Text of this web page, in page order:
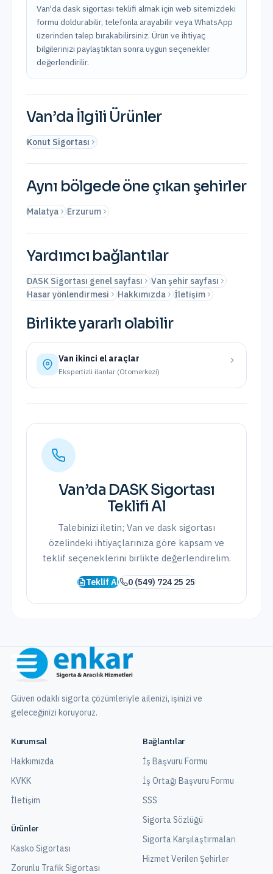
Van'da dask sigortası teklifi almak için web sitemizdeki
formu doldurabilir, telefonla arayabilir veya WhatsApp
üzerinden talep bırakabilirsiniz. Ürün ve ihtiyaç
bilgilerinizi paylaştıktan sonra uygun seçenekler
değerlendirilir.
Van’da İlgili Ürünler
Konut Sigortası
Aynı bölgede öne çıkan şehirler
Malatya Erzurum
Yardımcı bağlantılar
DASK Sigortası genel sayfası
Van şehir sayfası
Hasar yönlendirmesi
Hakkımızda İletişim
Birlikte yararlı olabilir
Van ikinci el araçlar
Ekspertizli ilanlar (Otomerkezi)
Van’da DASK Sigortası
Teklifi Al
Talebinizi iletin; Van ve dask sigortası
özelindeki ihtiyaçlarınıza göre kapsam ve
teklif seçeneklerini birlikte değerlendirelim.
Teklif Al 0 (549) 724 25 25
Güven odaklı sigorta çözümleriyle ailenizi, işinizi ve
geleceğinizi koruyoruz.
Kurumsal
Hakkımızda
KVKK
İletişim
Ürünler
Kasko Sigortası
Zorunlu Trafik Sigortası
Bağlantılar
İş Başvuru Formu
İş Ortağı Başvuru Formu
SSS
Sigorta Sözlüğü
Sigorta Karşılaştırmaları
Hizmet Verilen Şehirler